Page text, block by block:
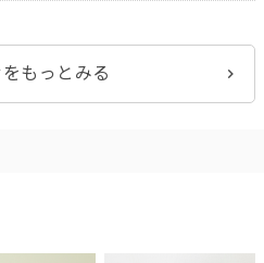
もっとみる